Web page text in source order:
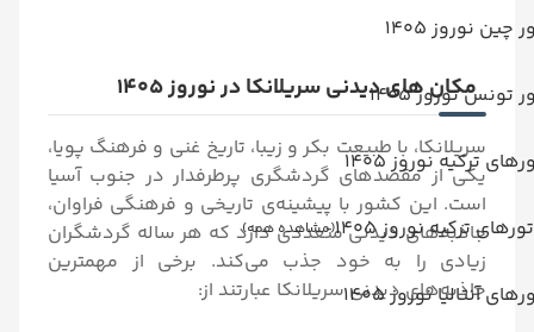
چین نوروز 1405
تونس نوروز 1405
ترکیه نوروز 1405
تورهای ترکیه نوروز 1405 (مشاهده همه)
آنتالیا نوروز 1405
مکان های دیدنی سریلانکا در نوروز 1405
سریلانکا، با طبیعت بکر و زیبا، تاریخ غنی و فرهنگ پویا،
یکی از مقصدهای گردشگری پرطرفدار در جنوب آسیا
است. این کشور با پیشینه‌ی تاریخی و فرهنگی فراوان،
جاذبه‌های دیدنی متعددی دارد که هر ساله گردشگران
زیادی را به خود جذب می‌کند. برخی از مهمترین
جاذبه‌های دیدنی سریلانکا عبارتند از: